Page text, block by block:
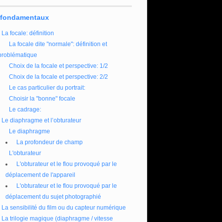
La focale: définition
La focale dite "normale": définition et
Choix de la focale et perspective: 1/2
Choix de la focale et perspective: 2/2
Le cas particulier du portrait:
Choisir la "bonne" focale
Le cadrage:
Le diaphragme et l’obturateur
Le diaphragme
La profondeur de champ
L'obturateur
L'obturateur et le flou provoqué par le
déplacement de l'appareil
L'obturateur et le flou provoqué par le
déplacement du sujet photographié
La sensibilité du film ou du capteur numérique
La trilogie magique (diaphragme / vitesse